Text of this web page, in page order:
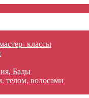
классы
Бады
телом, волосами